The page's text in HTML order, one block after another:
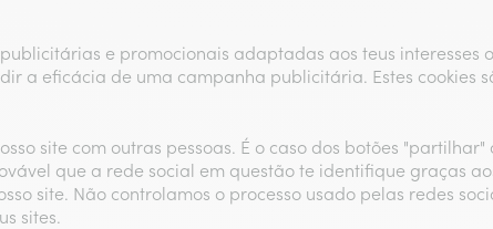
e promocionais adaptadas aos teus
a eficácia de uma campanha publicitária. Estes cookies
site com outras pessoas. É o caso dos botões "partilhar"
que a rede social em questão te identifique graças
site. Não controlamos o processo usado pelas redes
sites.